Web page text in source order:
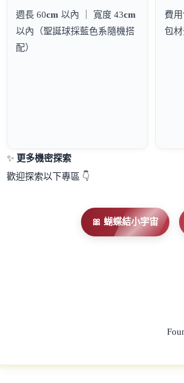
週長 60cm 以內 ｜ 寬度 43cm
以內（聖誕球採藍色系隨機搭
配）
費
包材
✨ 更多機密探索
歡迎探索以下專區 👇
🎀 蝴蝶結小宇宙